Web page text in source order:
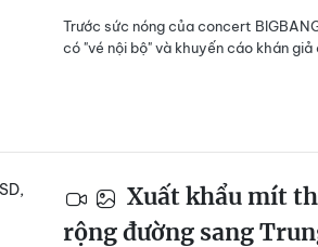
Trước sức nóng của concert
có "vé nội bộ" và khuyến cáo khán
Xuất khẩu mít
rộng đường sang